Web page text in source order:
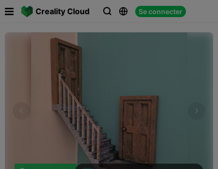
Creality Cloud   Se connecter
 